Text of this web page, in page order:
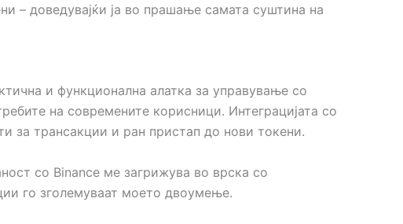
– доведувајќи ја во прашање самата суштина на
и функционална алатка за управување со
на современите корисници. Интеграцијата со
за трансакции и ран пристап до нови токени.
со Binance ме загрижува во врска со
го зголемуваат моето двоумење.